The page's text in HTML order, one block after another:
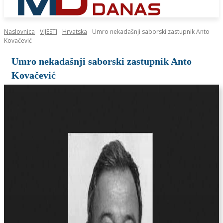
Naslovnica VIJESTI Hrvatska
Umro nekadašnji saborski zastupnik Anto
Kovačević
Umro nekadašnji saborski zastupnik Anto
Kovačević